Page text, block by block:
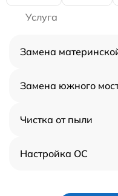
Услуга
Замена
Замена южного
Чистка от пыли
Настройка ОС